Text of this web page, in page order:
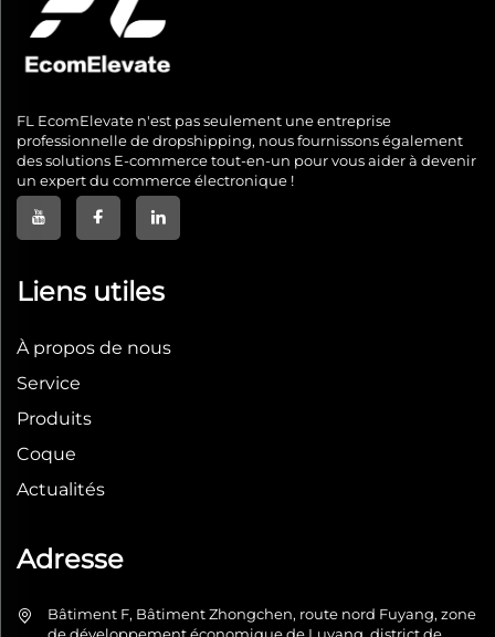
FL EcomElevate n'est pas seulement une entreprise
professionnelle de dropshipping, nous fournissons également
des solutions E-commerce tout-en-un pour vous aider à devenir
un expert du commerce électronique !
Liens utiles
À propos de nous
Service
Produits
Coque
Actualités
Adresse
Bâtiment F, Bâtiment Zhongchen, route nord Fuyang, zone
de développement économique de Luyang, district de